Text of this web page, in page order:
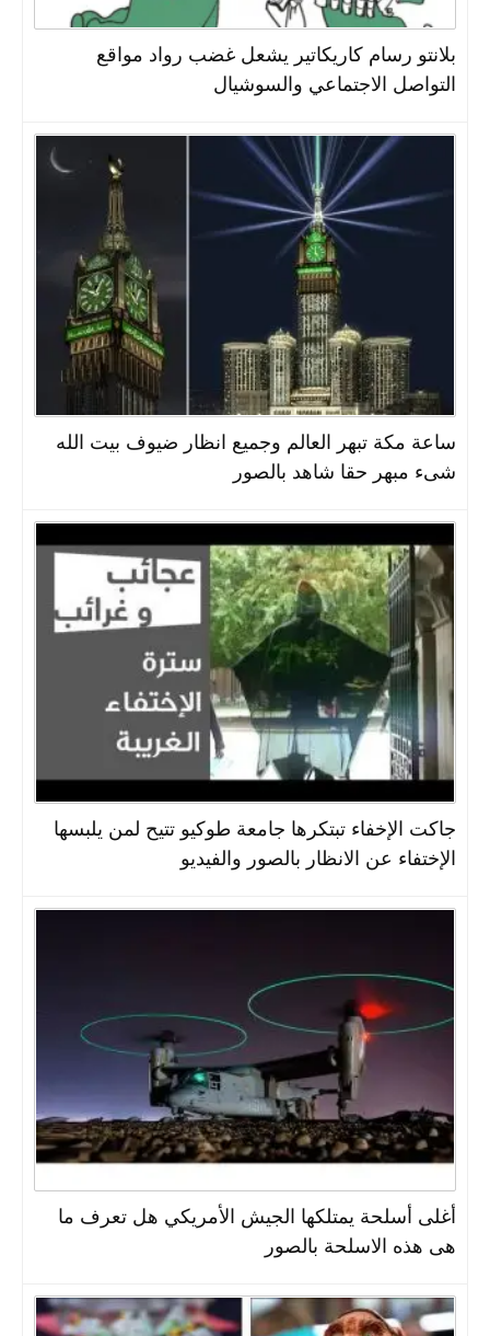
بلانتو رسام كاريكاتير يشعل غضب رواد مواقع
التواصل الاجتماعي والسوشيال
ساعة مكة تبهر العالم وجميع انظار ضيوف بيت الله
شىء مبهر حقا شاهد بالصور
جاكت الإخفاء تبتكرها جامعة طوكيو تتيح لمن يلبسها
الإختفاء عن الانظار بالصور والفيديو
أغلى أسلحة يمتلكها الجيش الأمريكي هل تعرف ما
هى هذه الاسلحة بالصور